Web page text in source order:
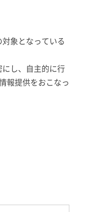
象となっている
し、自主的に行
報提供をおこなっ